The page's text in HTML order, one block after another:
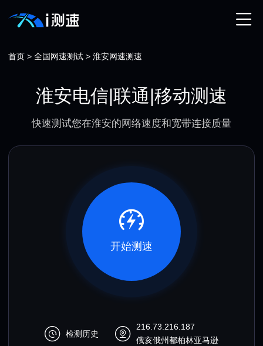
首页 >全国网速测试 >淮安网速测速
淮安电信|联通|移动测速
快速测试您在淮安的网络速度和宽带连接质量
开始测速
检测历史
216.73.216.187
俄亥俄州都柏林亚马逊